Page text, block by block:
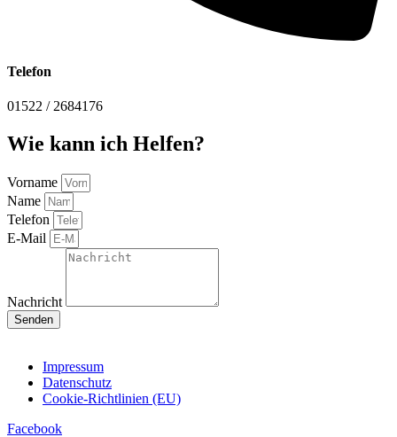
Telefon
01522 / 2684176
Wie kann ich Helfen?
Vorname
Name
Telefon
E-Mail
Nachricht
Senden
Impressum
Datenschutz
Cookie-Richtlinien (EU)
Facebook